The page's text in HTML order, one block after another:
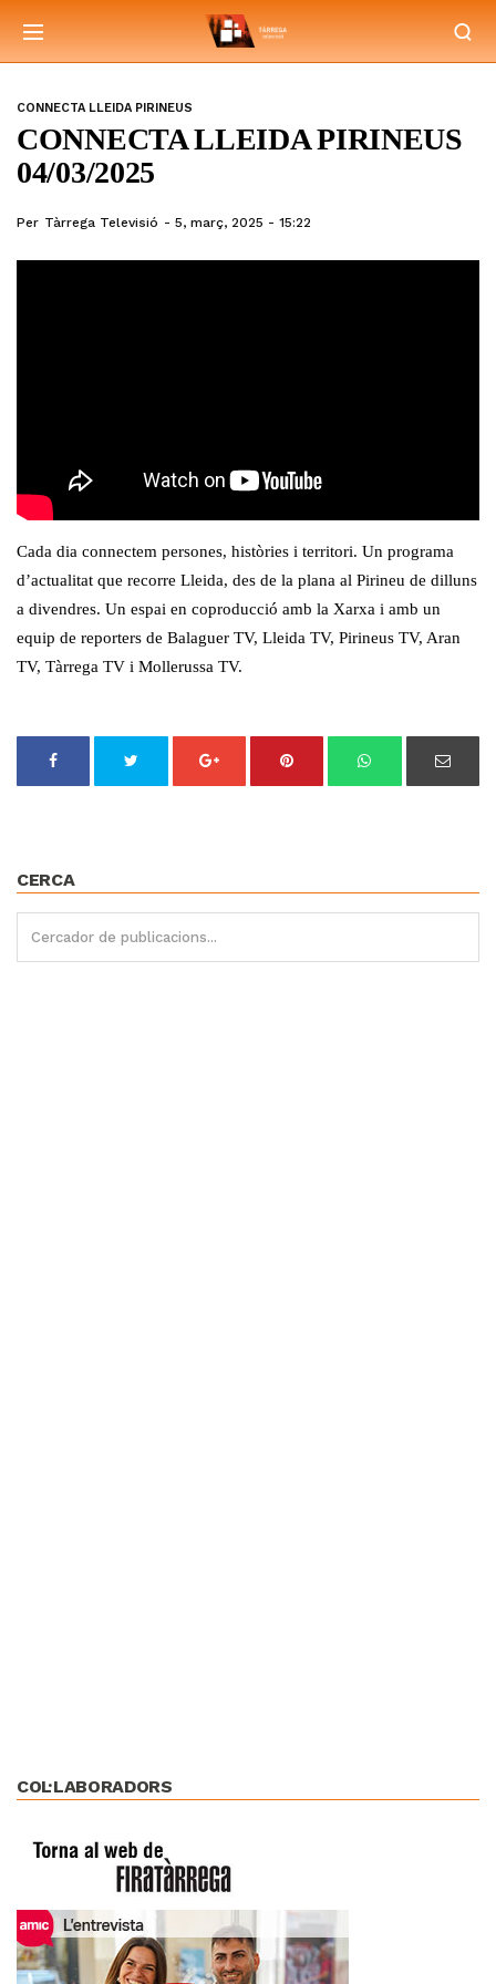
CONNECTA LLEIDA PIRINEUS
CONNECTA LLEIDA PIRINEUS
04/03/2025
Per Tàrrega Televisió 5, març, 2025 - 15:22
Cada dia connectem persones, històries i territori. Un programa
d’actualitat que recorre Lleida, des de la plana al Pirineu de dilluns
a divendres. Un espai en coproducció amb la Xarxa i amb un
equip de reporters de Balaguer TV, Lleida TV, Pirineus TV, Aran
TV, Tàrrega TV i Mollerussa TV.
CERCA
COL·LABORADORS